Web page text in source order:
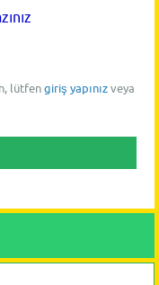
lütfen giriş yapınız veya